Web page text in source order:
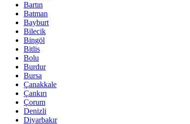
Bartın
Batman
Bayburt
Bilecik
Bingöl
Bitlis
Bolu
Burdur
Bursa
Çanakkale
Çankırı
Çorum
Denizli
Diyarbakır